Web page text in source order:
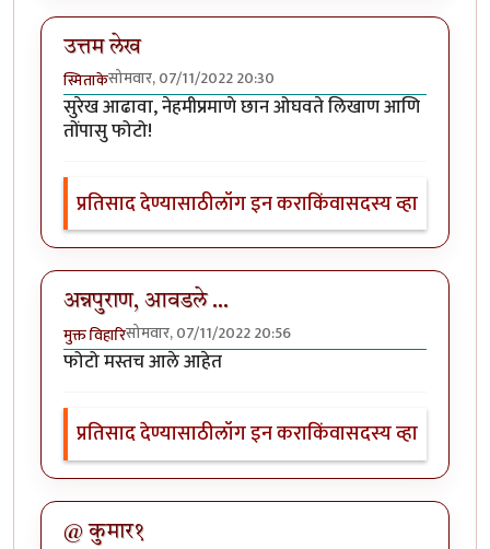
उत्तम लेख
स्मिताकेसोमवार, 07/11/2022 20:30
सुरेख आढावा, नेहमीप्रमाणे छान ओघवते लिखाण आणि
तोंपासु फोटो!
प्रतिसाद देण्यासाठीलॉग इन कराकिंवासदस्य व्हा
अन्नपुराण, आवडले ...
मुक्त विहारिसोमवार, 07/11/2022 20:56
फोटो मस्तच आले आहेत
प्रतिसाद देण्यासाठीलॉग इन कराकिंवासदस्य व्हा
@ कुमार१